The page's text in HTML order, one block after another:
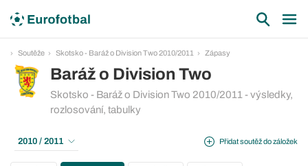
Soutěže Skotsko - Baráž o Division Two 2010/2011 Zápasy
Baráž o Division Two
Skotsko - Baráž o Division Two 2010/2011 - výsledky,
rozlosování, tabulky
Přidat soutěž do záložek
2010 / 2011